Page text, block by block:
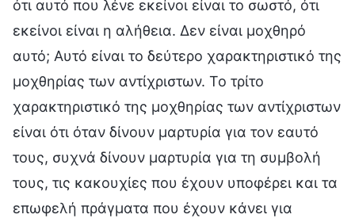
ότι αυτό που λένε εκείνοι είναι το σωστό, ότι
εκείνοι είναι η αλήθεια. Δεν είναι μοχθηρό
αυτό; Αυτό είναι το δεύτερο χαρακτηριστικό της
μοχθηρίας των αντίχριστων. Το τρίτο
χαρακτηριστικό της μοχθηρίας των αντίχριστων
είναι ότι όταν δίνουν μαρτυρία για τον εαυτό
τους, συχνά δίνουν μαρτυρία για τη συμβολή
τους, τις κακουχίες που έχουν υποφέρει και τα
επωφελή πράγματα που έχουν κάνει για